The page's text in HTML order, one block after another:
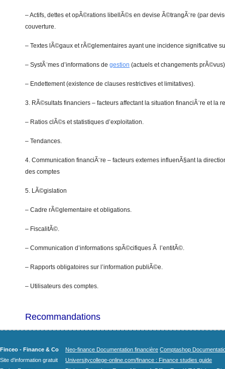
– Actifs, dettes et opÃ©rations libellÃ©s en devise Ã©trangÃ¨re (par
couverture.
– Textes lÃ©gaux et rÃ©glementaires ayant une incidence significative
– SystÃ¨mes d’informations de gestion (actuels et changements
– Endettement (existence de clauses restrictives et limitatives).
3. RÃ©sultats financiers – facteurs affectant la situation financiÃ¨re et la
– Ratios clÃ©s et statistiques d’exploitation.
– Tendances.
4. Communication financiÃ¨re – facteurs externes influenÃ§ant la
des comptes
5. LÃ©gislation
– Cadre rÃ©glementaire et obligations.
– FiscalitÃ©.
– Communication d’informations spÃ©cifiques Ã l’entitÃ©.
– Rapports obligatoires sur l’information publiÃ©e.
– Utilisateurs des comptes.
Recommandations
Finceo - Finance & Co
Site d'information gratuit
Neo-finance Documentation financière Comptashop
Universitycollege-online.com/finance : Finance studies guide